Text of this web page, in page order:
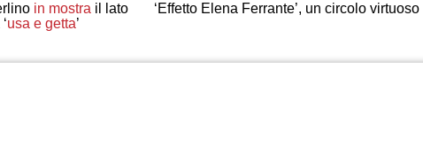
in mostrail lato
usa e getta’
‘Effetto Elena Ferrante’, un circolo virtuoso